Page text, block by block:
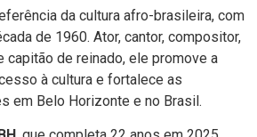
da cultura afro-brasileira, com
de 1960. Ator, cantor, compositor,
de reinado, ele promove a
à cultura e fortalece as
em Belo Horizonte e no Brasil.